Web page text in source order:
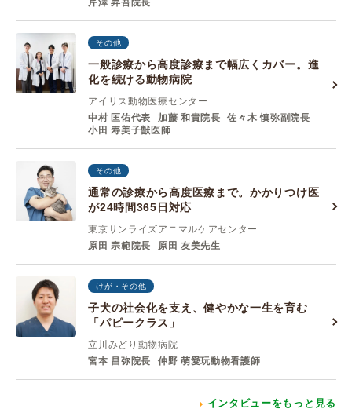
芹澤 昇吾院長
その他
一般診療から高度診療まで幅広くカバー。進
化を続ける動物病院
アイリス動物医療センター
中村 匡佑代表
加藤 和貴院⻑
佐々⽊ 慎弥副院⻑
⼩⽥ 寿美⼦獣医師
その他
通常の診療から高度医療まで。かかりつけ医
が24時間365日対応
東京サンライズアニマルケアセンター
原田 宗範院長
原田 友美先生
けが・その他
子犬の社会化を支え、健やかな一生を育む
「パピークラス」
立川みどり動物病院
宮本 昌弥院長
仲野 萌愛玩動物看護師
インタビューをもっと見る